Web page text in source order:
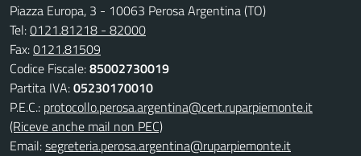
Piazza Europa, 3 - 10063 Perosa Argentina (TO)
Tel:0121.81218 - 82000
Fax:0121.81509
Codice Fiscale:85002730019
Partita IVA:05230170010
P.E.C.: protocollo.perosa.argentina@cert.ruparpiemonte.it
(Riceve anche mail non PEC)
Email:segreteria.perosa.argentina@ruparpiemonte.it